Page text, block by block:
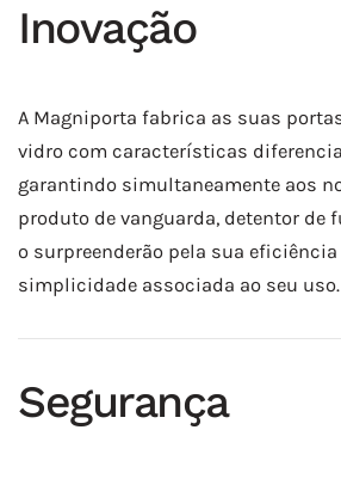
Inovação
A Magniporta fabrica as suas
vidro com características
garantindo simultaneamente aos
produto de vanguarda, detentor de
o surpreenderão pela sua eficiência
simplicidade associada ao seu uso.
Segurança